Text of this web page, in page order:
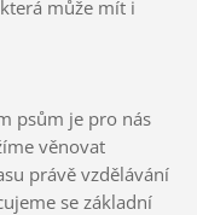
může mít i
psům je pro nás
věnovat
právě vzdělávání
se základní